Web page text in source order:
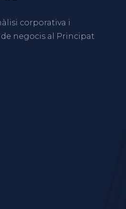
corporativa i
negocis al Principat